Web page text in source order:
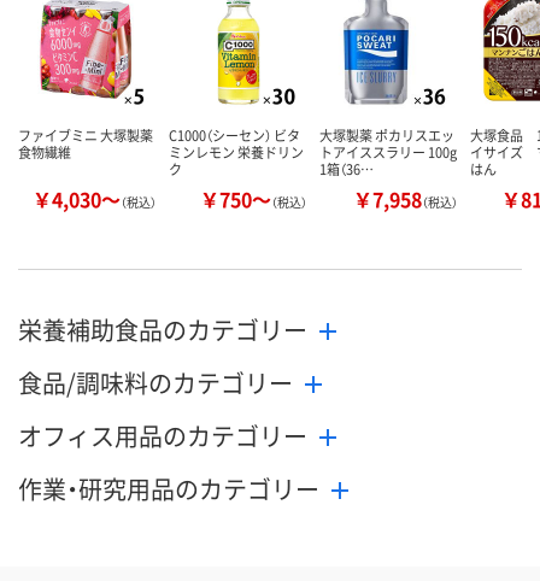
ファイブミニ 大塚製薬
食物繊維
￥4,030～（税込）
C1000（シーセン） ビタ
ミンレモン 栄養ドリン
ク
￥750～（税込）
大塚製薬 ポカリスエッ
トアイススラリー 100g
1箱（36…
￥7,958（税込）
大塚食品
イサイズ
はん
￥
栄養補助食品のカテゴリー
食品/調味料のカテゴリー
オフィス用品のカテゴリー
作業・研究用品のカテゴリー